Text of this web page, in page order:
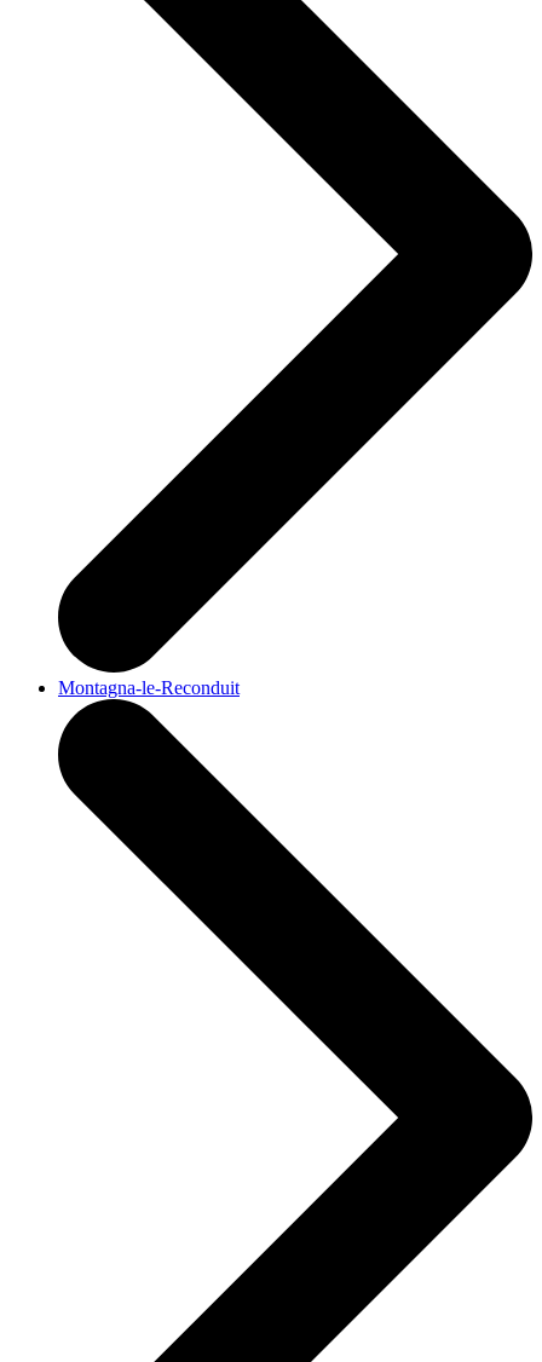
Montagna-le-Reconduit